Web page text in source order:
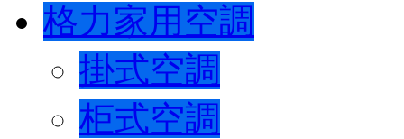
格力家用空調
掛式空調
柜式空調